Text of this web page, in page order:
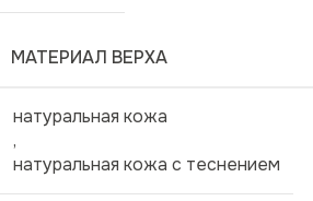
МАТЕРИАЛ ВЕРХА
натуральная кожа
,
натуральная кожа с теснением